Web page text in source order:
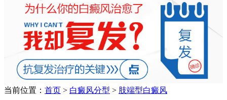
当前位置： 首页 > 白癜风分型 > 肢端型白癜风